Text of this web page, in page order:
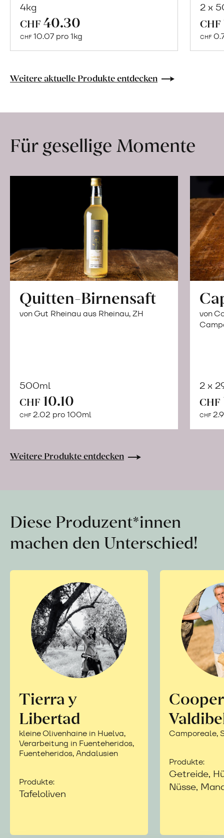
4kg
CHF 40.30
CHF 10.07 pro 1kg
Naturbelassene
Lebensmittel
Hof
erfahren
2 x
CHF
CHF
Weitere aktuelle Produkte entdecken
Für gesellige Momente
Quitten-Birnensaft
von Gut Rheinau aus Rheinau, ZH
500ml
CHF 10.10
CHF 2.02 pro 100ml
Warenkorb
von
2 x
CHF
CHF
Weitere Produkte entdecken
Diese Produzent*innen
machen den Unterschied!
Tierra y
Libertad
kleine Olivenhaine in Huelva,
Verarbeitung in Fuenteheridos,
Fuenteheridos, Andalusien
Produkte:
Tafeloliven
Camporeale,
Produkte:
Getreide,
Nüsse,